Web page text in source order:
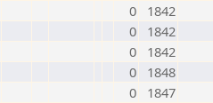
0
1842
0
1842
0
1842
0
1848
0
1847